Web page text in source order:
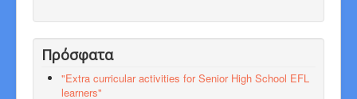
Πρόσφατα
"Εxtra curricular activities for Senior High School EFL
learners"